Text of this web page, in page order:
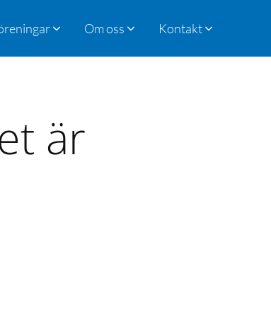
Om oss Kontakt
är